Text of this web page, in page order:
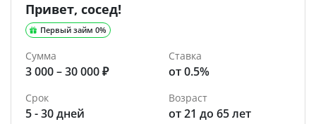
Привет, сосед!
Первый займ 0%
Сумма
3 000 – 30 000 ₽
Ставка
от 0.5%
Срок
5 - 30 дней
Возраст
от 21 до 65 лет